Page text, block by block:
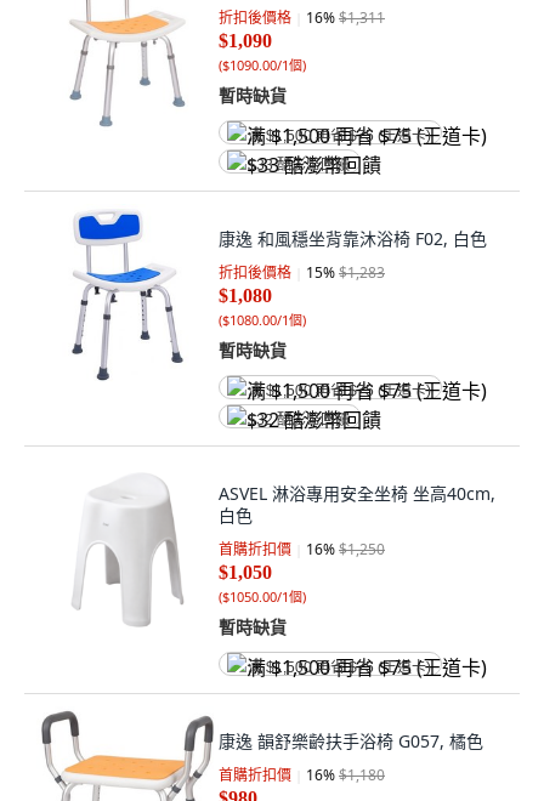
折扣後價格 16%$1,311
$1,090
($1090.00/1個)
暫時缺貨
满 $1,500 再省 $75 (王道卡)
$33 酷澎幣回饋
康逸 和風穩坐背靠沐浴椅 F02, 白色
折扣後價格 15%$1,283
$1,080
($1080.00/1個)
暫時缺貨
满 $1,500 再省 $75 (王道卡)
$32 酷澎幣回饋
ASVEL 淋浴專用安全坐椅 坐高40cm,
白色
首購折扣價 16%$1,250
$1,050
($1050.00/1個)
暫時缺貨
满 $1,500 再省 $75 (王道卡)
康逸 韻舒樂齡扶手浴椅 G057, 橘色
首購折扣價 16%$1,180